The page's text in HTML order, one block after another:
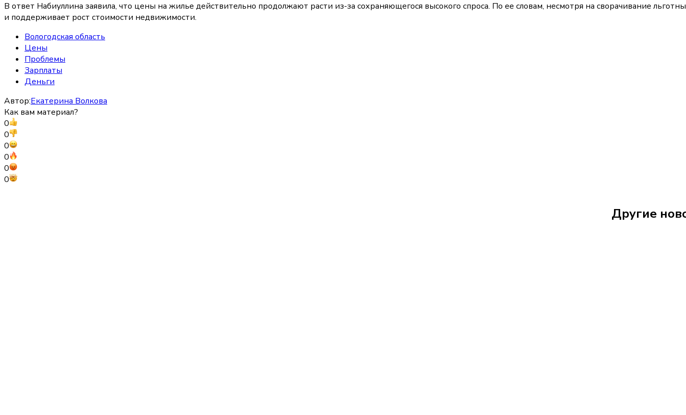
В ответ Набиуллина заявила, что цены на жилье действительно продолжают расти из-за сохраняющегося высокого спроса. По ее словам, несмотря на сворачивание
и поддерживает рост стоимости недвижимости.
Вологодская область
Цены
Проблемы
Зарплаты
Деньги
Автор:Екатерина Волкова
Как вам материал?
0
0
0
0
0
0
Другие